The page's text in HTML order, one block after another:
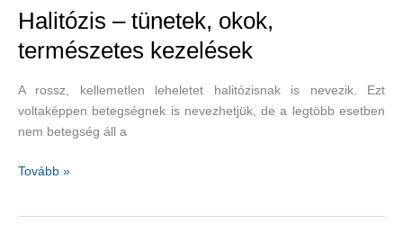
Halitózis – tünetek, okok,
természetes kezelések
A rossz, kellemetlen leheletet halitózisnak is nevezik. Ezt
voltaképpen betegségnek is nevezhetjük, de a legtöbb esetben
nem betegség áll a
Halitózis
Tovább »